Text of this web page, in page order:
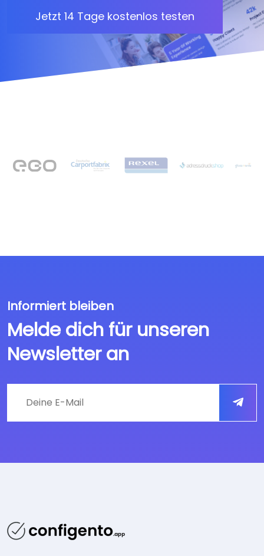
Jetzt 14 Tage kostenlos testen
Informiert bleiben
Melde dich für unseren
Newsletter an